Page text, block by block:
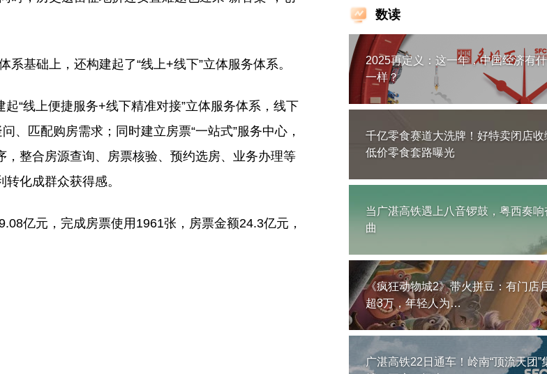
基础上，还构建起了“线上+线下”立体服务体系。
“线上便捷服务+线下精准对接”立体服务体系，线下
、匹配购房需求；同时建立房票“一站式”服务中心，
，整合房源查询、房票核验、预约选房、业务办理等
化成群众获得感。
亿元，完成房票使用1961张，房票金额24.3亿元，
数读
2025再定义：这一年，中国经济有
一样？
千亿零食赛道大洗牌！好特卖闭店收
低价零食套路曝光
当广湛高铁遇上八音锣鼓，粤西奏响
曲
《疯狂动物城2》带火拼豆：有门店
超3万，年轻人为…
广湛高铁22日通车！岭南“顶流天团”